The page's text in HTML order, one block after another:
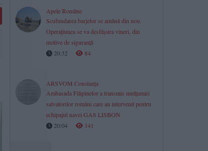
Apele Române
Scufundarea barjelor se amână din nou.
Operațiunea se va desfășura vineri, din
motive de siguranță
20:32
84
ARSVOM Constanța
Ambasada Filipinelor a transmis mulțumiri
salvatorilor români care au intervenit pentru
echipajul navei GAS LISBON
20:04
141